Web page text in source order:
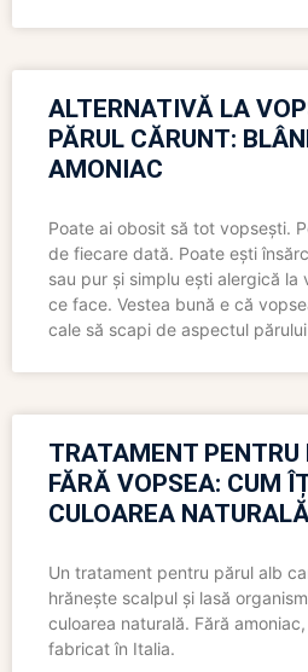
ALTERNATIVĂ LA
PĂRUL CĂRUNT:
AMONIAC
Poate ai obosit să tot vopsești.
de fiecare dată. Poate ești
sau pur și simplu ești alergică la
ce face. Vestea bună e că
cale să scapi de aspectul părului
TRATAMENT PENTRU
FĂRĂ VOPSEA: CUM
CULOAREA
Un tratament pentru părul alb
hrănește scalpul și lasă
culoarea naturală. Fără
fabricat în Italia.